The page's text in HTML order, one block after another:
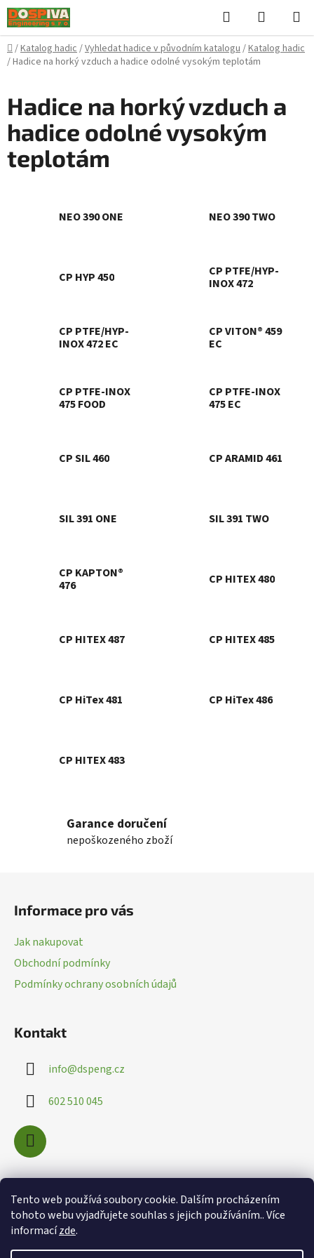
Tento web používá soubory cookie. Dalším procházením
tohoto webu vyjadřujete souhlas s jejich používáním.. Více
informacízde.
Přejít
na
obsah
Hledat
KOŠÍK
Domů
/Katalog hadic/Vyhledat hadice v původním katalogu/Katalog hadic
/Hadice na horký vzduch a hadice odolné vysokým teplotám
Hadice na horký vzduch a
hadice odolné vysokým
teplotám
NEO 390 ONE NEO 390 TWO
CP HYP 450
CP PTFE/HYP-
INOX 472
CP PTFE/HYP-
INOX 472 EC
CP VITON® 459
EC
CP PTFE-INOX
475 FOOD
CP PTFE-INOX
475 EC
CP SIL 460 CP ARAMID 461
SIL 391 ONE SIL 391 TWO
CP KAPTON®
476
CP HITEX 480
CP HITEX 487 CP HITEX 485
CP HiTex 481 CP HiTex 486
CP HITEX 483
Garance doručení
nepoškozeného zboží
Informace pro vás
Jak nakupovat
Obchodní podmínky
Podmínky ochrany osobních údajů
Kontakt
info@dspeng.cz
602 510 045
Nákupní košík